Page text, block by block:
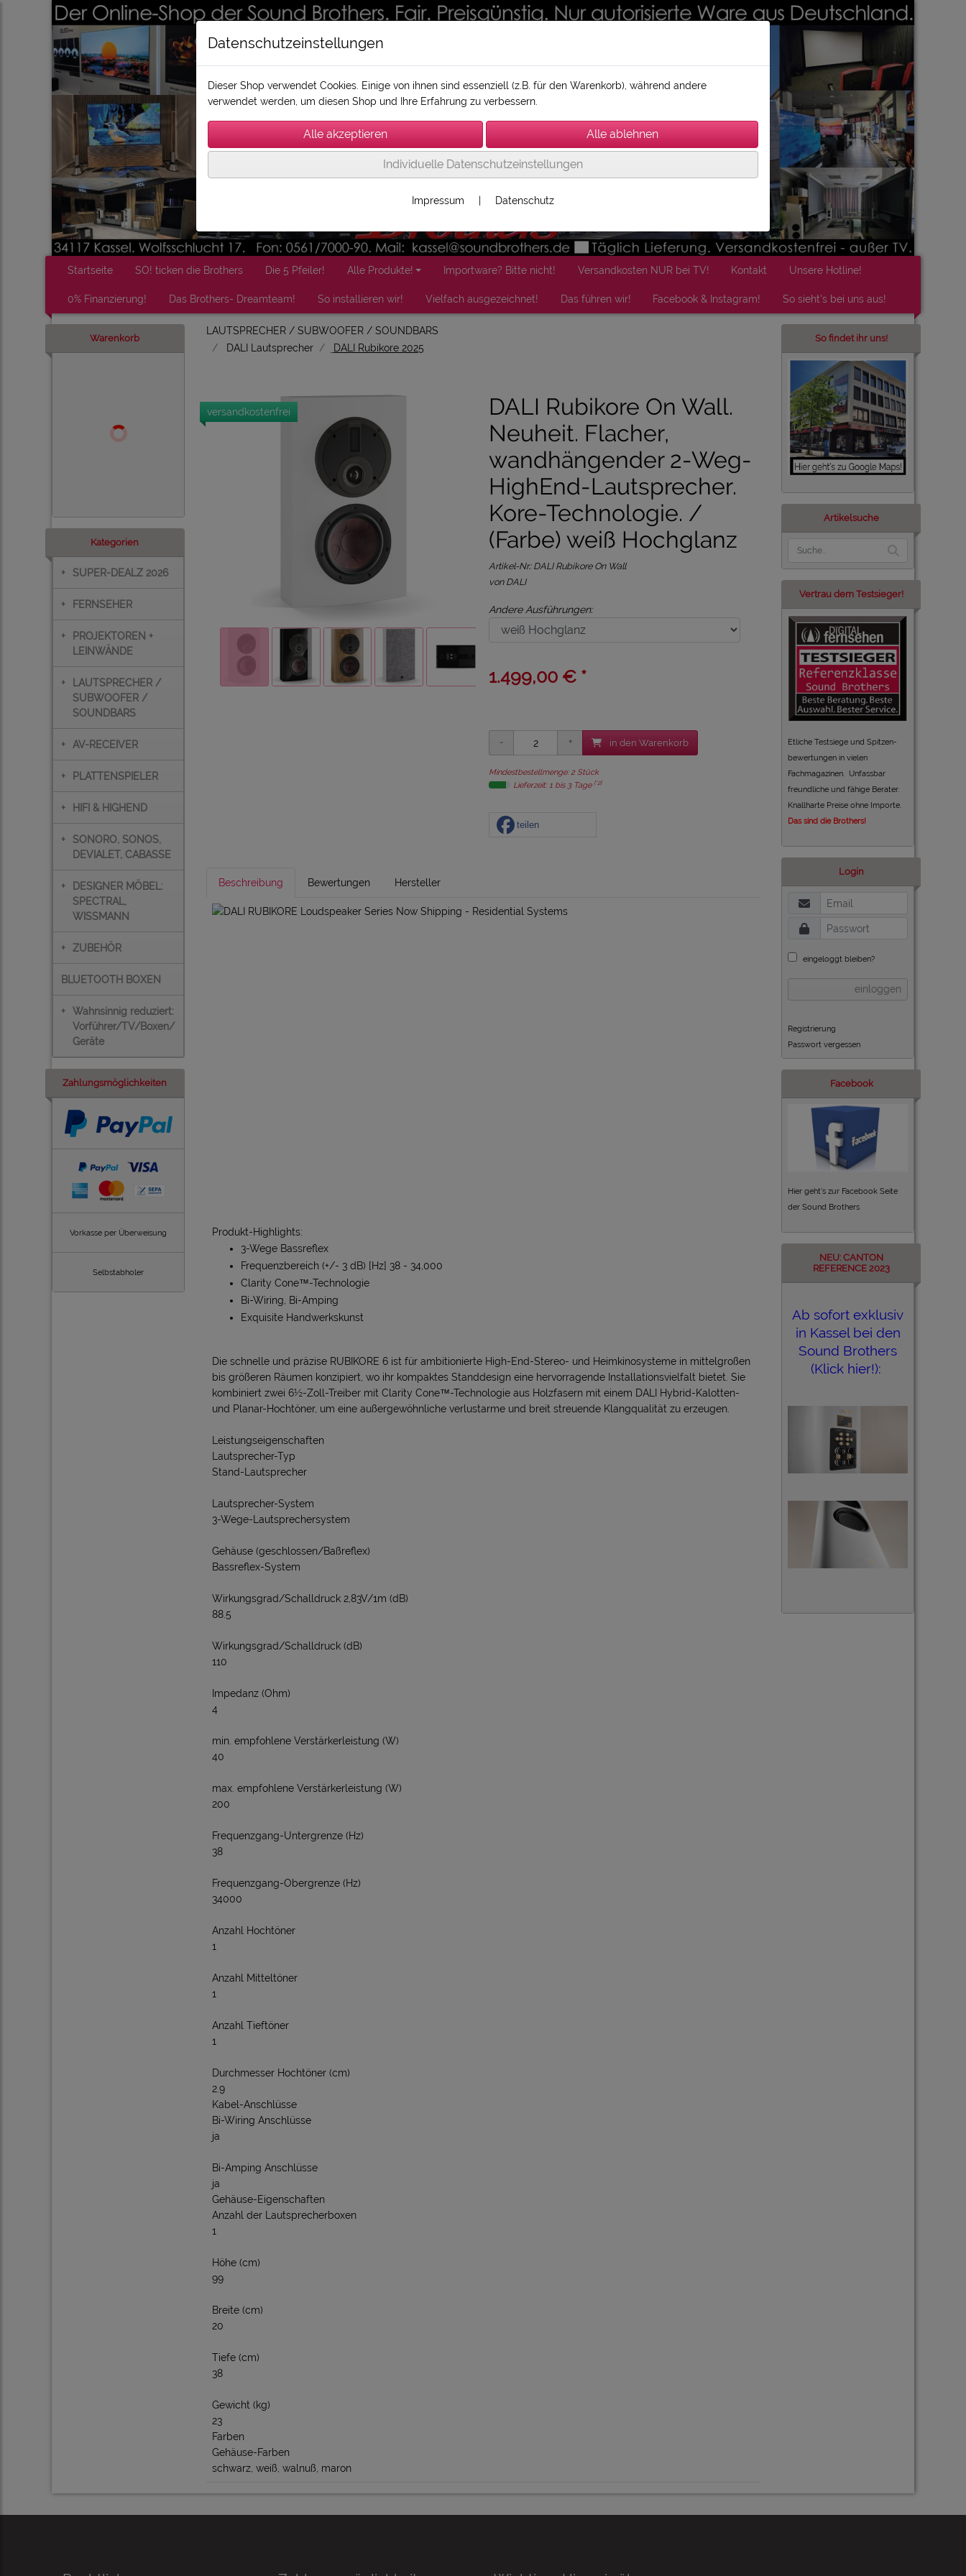
Startseite SO! ticken die Brothers Die 5 Pfeiler! Alle Produkte! Importware? Bitte nicht! Versandkosten NUR bei TV! Kontakt Unsere Hotline!
0% Finanzierung! Das Brothers- Dreamteam! So installieren wir! Vielfach ausgezeichnet! Das führen wir! Facebook & Instagram! So sieht's bei uns aus!
Warenkorb
Kategorien
+ SUPER-DEALZ 2026
+ FERNSEHER
+
PROJEKTOREN +
LEINWÄNDE
+
LAUTSPRECHER /
SUBWOOFER /
SOUNDBARS
+ AV-RECEIVER
+ PLATTENSPIELER
+ HIFI & HIGHEND
+
SONORO, SONOS,
DEVIALET, CABASSE
+
DESIGNER MÖBEL:
SPECTRAL,
WISSMANN
+ ZUBEHÖR
BLUETOOTH BOXEN
+ Wahnsinnig reduziert:
Vorführer/TV/Boxen/
Geräte
Zahlungsmöglichkeiten
Vorkasse per Überweisung
Selbstabholer
LAUTSPRECHER / SUBWOOFER / SOUNDBARS
DALI Lautsprecher
DALI Rubikore 2025
versandkostenfrei
DALI Rubikore On Wall.
Neuheit. Flacher,
wandhängender 2-Weg-
HighEnd-Lautsprecher.
Kore-Technologie. /
(Farbe) weiß Hochglanz
Artikel-Nr.: DALI Rubikore On Wall
von DALI
Andere Ausführungen:
1.499,00 € *
in den Warenkorb
Mindestbestellmenge: 2 Stück
Lieferzeit: 1 bis 3 Tage [*2]
teilen
Beschreibung Bewertungen Hersteller
Produkt-Highlights:
3-Wege Bassreflex
Frequenzbereich (+/- 3 dB) [Hz] 38 - 34,000
Clarity Cone™-Technologie
Bi-Wiring, Bi-Amping
Exquisite Handwerkskunst
Die schnelle und präzise RUBIKORE 6 ist für ambitionierte High-End-Stereo- und Heimkinosysteme in mittelgroßen
bis größeren Räumen konzipiert, wo ihr kompaktes Standdesign eine hervorragende Installationsvielfalt bietet. Sie
kombiniert zwei 6½-Zoll-Treiber mit Clarity Cone™-Technologie aus Holzfasern mit einem DALI Hybrid-Kalotten-
und Planar-Hochtöner, um eine außergewöhnliche verlustarme und breit streuende Klangqualität zu erzeugen.
Leistungseigenschaften
Lautsprecher-Typ
Stand-Lautsprecher
Lautsprecher-System
3-Wege-Lautsprechersystem
Gehäuse (geschlossen/Baßreflex)
Bassreflex-System
Wirkungsgrad/Schalldruck 2,83V/1m (dB)
88.5
Wirkungsgrad/Schalldruck (dB)
110
Impedanz (Ohm)
4
min. empfohlene Verstärkerleistung (W)
40
max. empfohlene Verstärkerleistung (W)
200
Frequenzgang-Untergrenze (Hz)
38
Frequenzgang-Obergrenze (Hz)
34000
Anzahl Hochtöner
1
Anzahl Mitteltöner
1
Anzahl Tieftöner
1
Durchmesser Hochtöner (cm)
2.9
Kabel-Anschlüsse
Bi-Wiring Anschlüsse
ja
Bi-Amping Anschlüsse
ja
Gehäuse-Eigenschaften
Anzahl der Lautsprecherboxen
1
Höhe (cm)
99
Breite (cm)
20
Tiefe (cm)
38
Gewicht (kg)
23
Farben
Gehäuse-Farben
schwarz, weiß, walnuß, maron
So findet ihr uns!
Artikelsuche
Vertrau dem Testsieger!
Etliche Testsiege und Spitzen-
bewertungen in vielen
Fachmagazinen. Unfassbar
freundliche und fähige Berater.
Knallharte Preise ohne Importe.
Das sind die Brothers!
Login
eingeloggt bleiben?
einloggen
Registrierung
Passwort vergessen
Facebook
Hier geht's zur Facebook Seite
der Sound Brothers
NEU: CANTON
REFERENCE 2023
Ab sofort exklusiv
in Kassel bei den
Sound Brothers
(Klick hier!):
Datenschutzeinstellungen
Dieser Shop verwendet Cookies. Einige von ihnen sind essenziell (z.B. für den Warenkorb), während andere
verwendet werden, um diesen Shop und Ihre Erfahrung zu verbessern.
Individuelle Datenschutzeinstellungen
Impressum Datenschutz